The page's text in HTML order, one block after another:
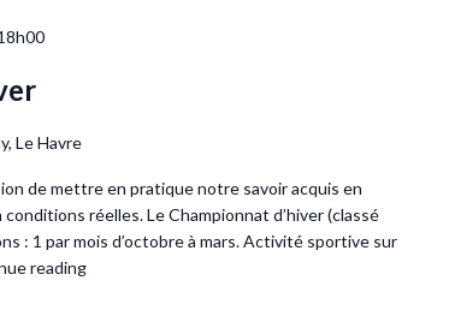
Le Havre
de mettre en pratique notre savoir acquis en
réelles. Le Championnat d’hiver (classé
: 1 par mois d’octobre à mars. Activité sportive sur
reading